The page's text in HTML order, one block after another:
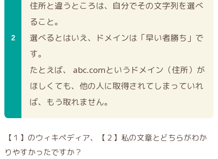
住所と違うところは、自分でその文字列を選べ
ること。
選べるとはいえ、ドメインは「早い者勝ち」で
す。
たとえば、 abc.comというドメイン（住所）が
ほしくても、他の人に取得されてしまっていれ
ば、もう取れません。
【１】のウィキペディア、【２】私の文章とどちらがわか
りやすかったですか？